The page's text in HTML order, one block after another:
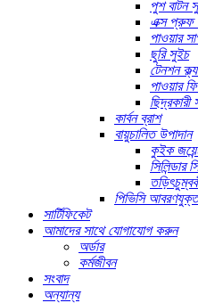
পুশ বাটন
এক্স প্রুফ
পাওয়ার
ছুরি সুইচ
টেনশন
পাওয়ার
ছিদ্রকারী
কার্বন ব্রাশ
বায়ুচালিত উপাদান
কুইক
সিলিন্ডার
পিভিসি
সার্টিফিকেট
আমাদের সাথে যোগাযোগ করুন
অর্ডার
কর্মজীবন
সংবাদ
অন্যান্য